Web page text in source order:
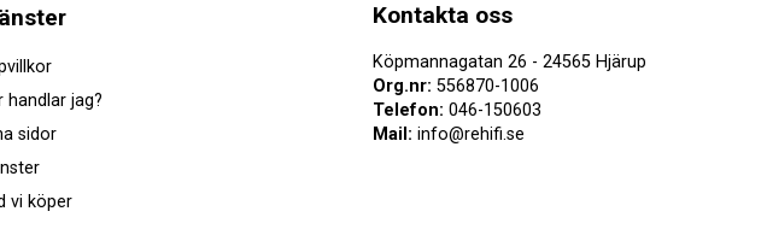
Kontakta oss
Köpmannagatan 26 - 24565 Hjärup
Org.nr: 556870-1006
Telefon: 046-150603
Mail: info@rehifi.se
handlar jag?
sidor
vi köper